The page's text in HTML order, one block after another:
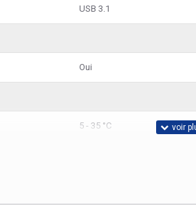
USB 3.1
Oui
5 - 35 °C